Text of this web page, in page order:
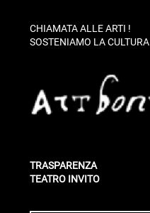
CHIAMATA ALLE ARTI !
SOSTENIAMO LA CULTURA
TRASPARENZA
TEATRO INVITO